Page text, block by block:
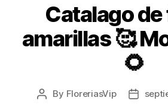
Catalago
amarillas 🥰
🌻
Post
By FloreriasVip
Post